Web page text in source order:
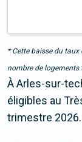
* Cette baisse du
nombre de logements
À Arles-sur-
éligibles au
trimestre 2026.